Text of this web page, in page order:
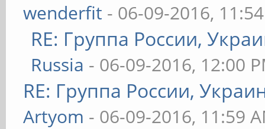
wenderfit - 06-09-2016,
RE: Группа России,
Russia - 06-09-2016, 12:00
RE: Группа России,
Artyom - 06-09-2016, 11:59